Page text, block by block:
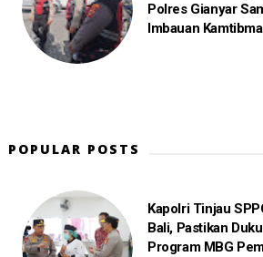
Polres Gianyar
Imbauan
POPULAR POSTS
Kapolri Tinjau
Bali, Pastikan
Program MBG